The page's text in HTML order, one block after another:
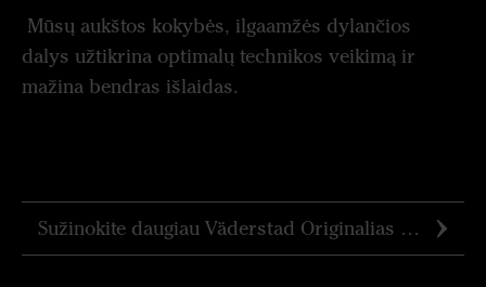
Mūsų aukštos kokybės, ilgaamžės dylančios
dalys užtikrina optimalų technikos veikimą ir
mažina bendras išlaidas.
Sužinokite daugiau Väderstad Originalias Dalis